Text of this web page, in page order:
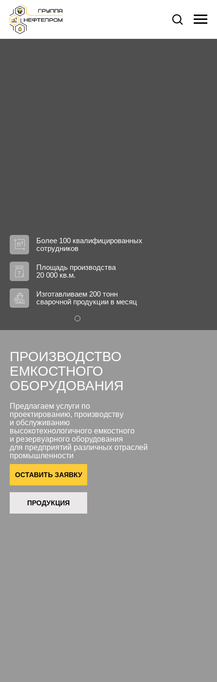
Более 100 квалифицированных
сотрудников
Изготавливаем 200 тонн
сварочной продукции в месяц
Площадь производства
20 000 кв.м.
ПРОДУКЦИЯ
ОСТАВИТЬ ЗАЯВКУ
ПРОИЗВОДСТВО
ЕМКОСТНОГО
ОБОРУДОВАНИЯ
Предлагаем услуги по
проектированию, производству
и обслуживанию
высокотехнологичного емкостного
и резервуарного оборудования
для предприятий различных отраслей
промышленности